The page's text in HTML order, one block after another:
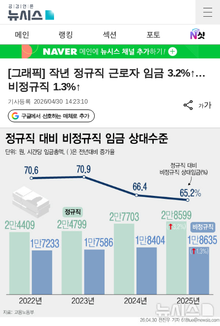
메인 랭킹 섹션 포토
[그래픽] 작년 정규직 근로자 임금 3.2%↑…
비정규직 1.3%↑
기사등록 2026/04/30 14:23:10
구글에서 선호하는 매체로 추가
가가